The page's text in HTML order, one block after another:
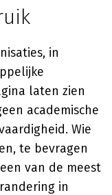
in
laten zien
academische
Wie
te bevragen
van de meest
in